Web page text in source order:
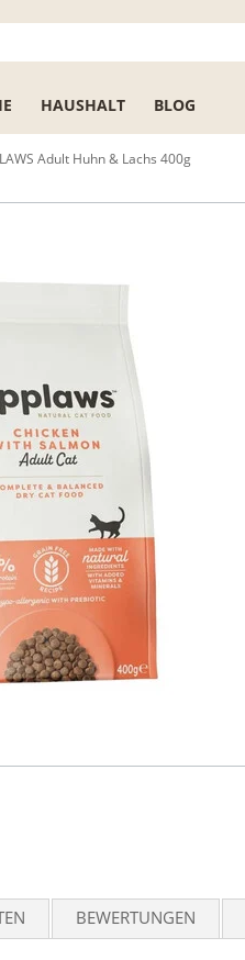
HAUSHALT BLOG
Adult Huhn & Lachs 400g
BEWERTUNGEN